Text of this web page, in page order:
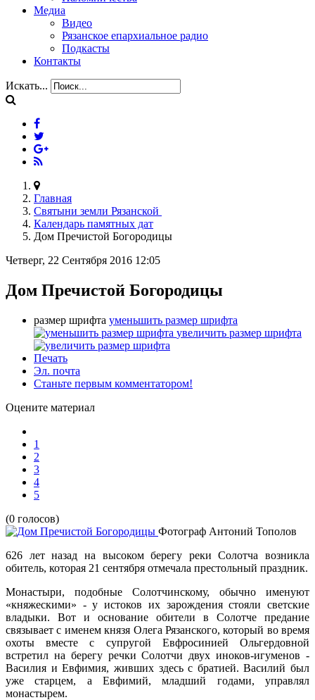
Медиа
Видео
Рязанское епархиальное радио
Подкасты
Контакты
Искать...
Главная
Святыни земли Рязанской
Календарь памятных дат
Дом Пречистой Богородицы
Четверг, 22 Сентября 2016 12:05
Дом Пречистой Богородицы
размер шрифта уменьшить размер шрифта
увеличить размер шрифта
Печать
Эл. почта
Станьте первым комментатором!
Оцените материал
1
2
3
4
5
(0 голосов)
Фотограф Антоний Тополов
626 лет назад на высоком берегу реки Солотча возникла
обитель, которая 21 сентября отмечала престольный праздник.
Монастыри, подобные Солотчинскому, обычно именуют
«княжескими» - у истоков их зарождения стояли светские
владыки. Вот и основание обители в Солотче предание
связывает с именем князя Олега Рязанского, который во время
охоты вместе с супругой Евфросинией Ольгердовной
встретил на берегу речки Солотчи двух иноков-игуменов -
Василия и Евфимия, живших здесь с братией. Василий был
уже старцем, а Евфимий, младший годами, управлял
монастырем.